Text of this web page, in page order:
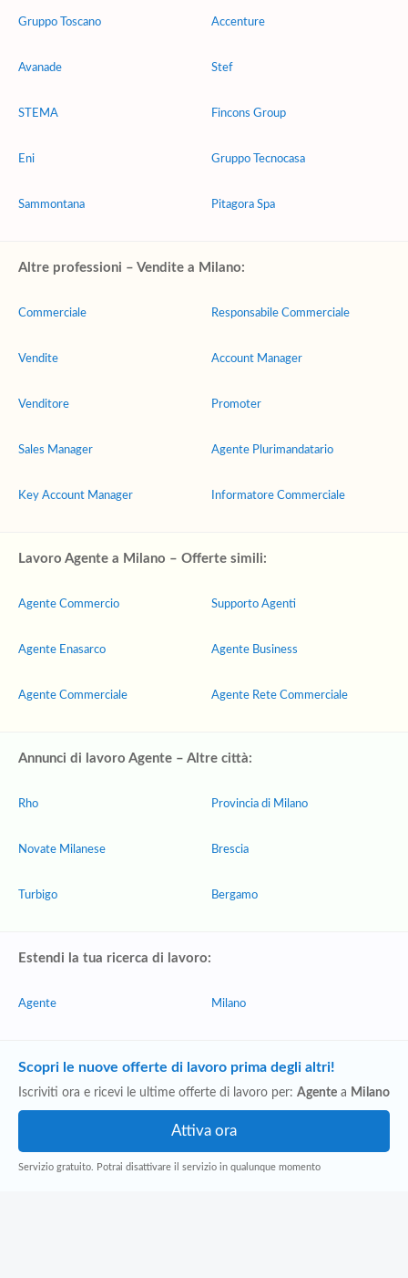
Gruppo Toscano
Avanade
STEMA
Eni
Sammontana
Accenture
Stef
Fincons Group
Gruppo Tecnocasa
Pitagora Spa
Altre professioni – Vendite a Milano:
Commerciale
Vendite
Venditore
Sales Manager
Key Account Manager
Responsabile Commerciale
Account Manager
Promoter
Agente Plurimandatario
Informatore Commerciale
Lavoro Agente a Milano – Offerte simili:
Agente Commercio
Agente Enasarco
Agente Commerciale
Supporto Agenti
Agente Business
Agente Rete Commerciale
Annunci di lavoro Agente – Altre città:
Rho
Novate Milanese
Turbigo
Provincia di Milano
Brescia
Bergamo
Estendi la tua ricerca di lavoro:
Agente Milano
Scopri le nuove offerte di lavoro prima degli altri!
Iscriviti ora e ricevi le ultime offerte di lavoro per: Agente a Milano
Servizio gratuito. Potrai disattivare il servizio in qualunque momento